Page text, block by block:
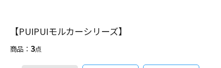
【PUIPUIモルカーシリーズ】
商品： 3点